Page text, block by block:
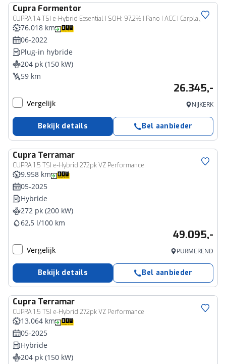
Cupra Formentor
CUPRA 1.4 TSI e-Hybrid Essential | SOH: 97,2% | Pano | ACC | Carplay
76.018 km
06-2022
Plug-in hybride
204 pk (150 kW)
59 km
26.345,-
Vergelijk NIJKERK
Bekijk details Bel aanbieder
Cupra Terramar
CUPRA 1.5 TSI e-Hybrid 272pk VZ Performance
9.958 km
05-2025
Hybride
272 pk (200 kW)
62,5 l/100 km
49.095,-
Vergelijk PURMEREND
Bekijk details Bel aanbieder
Cupra Terramar
CUPRA 1.5 TSI e-Hybrid 272pk VZ Performance
13.064 km
05-2025
Hybride
204 pk (150 kW)